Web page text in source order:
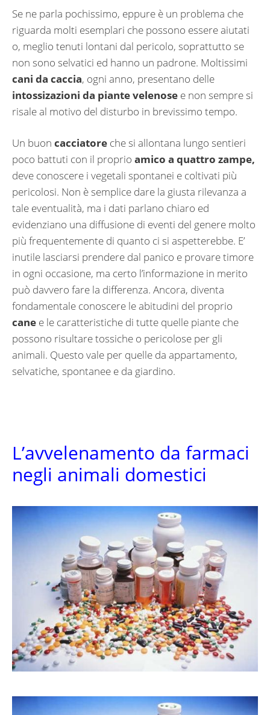
Se ne parla pochissimo, eppure è un problema che
riguarda molti esemplari che possono essere aiutati
o, meglio tenuti lontani dal pericolo, soprattutto se
non sono selvatici ed hanno un padrone. Moltissimi
cani da caccia, ogni anno, presentano delle
intossizazioni da piante velenose e non sempre si
risale al motivo del disturbo in brevissimo tempo.
Un buon cacciatore che si allontana lungo sentieri
poco battuti con il proprio amico a quattro zampe,
deve conoscere i vegetali spontanei e coltivati più
pericolosi. Non è semplice dare la giusta rilevanza a
tale eventualità, ma i dati parlano chiaro ed
evidenziano una diffusione di eventi del genere molto
più frequentemente di quanto ci si aspetterebbe. E’
inutile lasciarsi prendere dal panico e provare timore
in ogni occasione, ma certo l’informazione in merito
può davvero fare la differenza. Ancora, diventa
fondamentale conoscere le abitudini del proprio
cane e le caratteristiche di tutte quelle piante che
possono risultare tossiche o pericolose per gli
animali. Questo vale per quelle da appartamento,
selvatiche, spontanee e da giardino.
L’avvelenamento da farmaci
negli animali domestici